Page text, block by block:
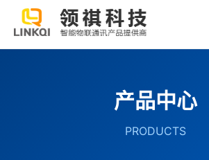
产品中心
PRODUCTS